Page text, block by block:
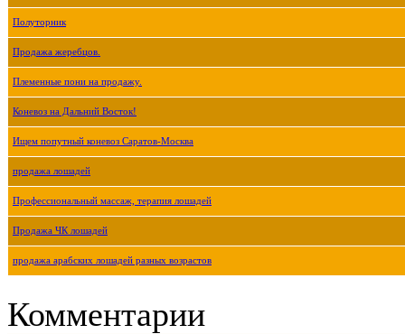
Полуторник
Продажа жеребцов.
Племенные пони на продажу.
Коневоз на Дальний Восток!
Ищем попутный коневоз Саратов-Москва
продажа лошадей
Профессиональный массаж, терапия лошадей
Продажа ЧК лошадей
продажа арабских лошадей разных возрастов
Комментарии